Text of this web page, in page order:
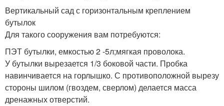
Вертикальный сад с горизонтальным креплением
бутылок
Для такого сооружения вам потребуются:
ПЭТ бутылки, емкостью 2 -5л;мягкая проволока.
У бутылки вырезается 1/3 боковой части. Пробка
навинчивается на горлышко. С противоположной вырезу
стороны шилом (гвоздем, сверлом) делается масса
дренажных отверстий.